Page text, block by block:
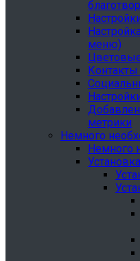
меню)
Контакты
метрики
Немного
Немного